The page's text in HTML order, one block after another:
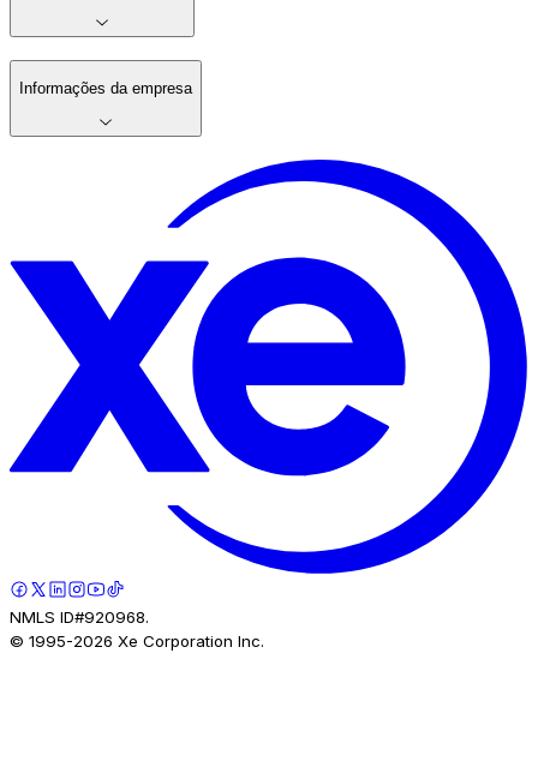
Informações da empresa
NMLS ID#920968.
© 1995-2026 Xe Corporation Inc.